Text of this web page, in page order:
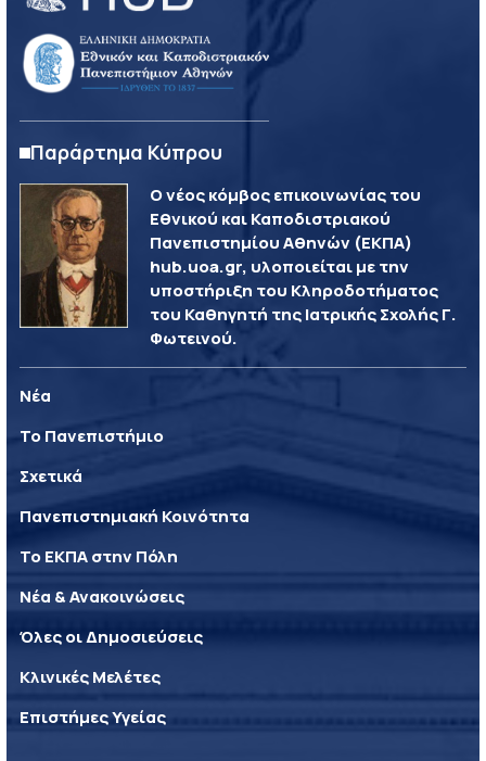
Παράρτημα Κύπρου
Ο νέος κόμβος επικοινωνίας του
Εθνικού και Καποδιστριακού
Πανεπιστημίου Αθηνών (ΕΚΠΑ)
hub.uoa.gr, υλοποιείται με την
υποστήριξη του Κληροδοτήματος
του Καθηγητή της Ιατρικής Σχολής Γ.
Φωτεινού.
Νέα
Το Πανεπιστήμιο
Σχετικά
Πανεπιστημιακή Κοινότητα
Το ΕΚΠΑ στην Πόλη
Νέα & Ανακοινώσεις
Όλες οι Δημοσιεύσεις
Κλινικές Μελέτες
Επιστήμες Υγείας